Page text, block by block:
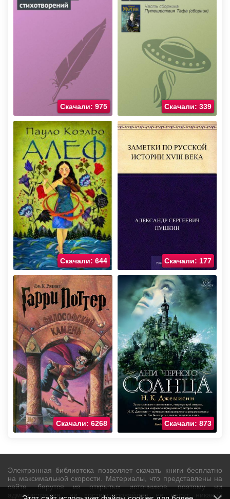
Скачали: 975 Скачали: 339
Скачали: 644 Скачали: 177
Скачали: 6268 Скачали: 873
Электронная библиотека позволяет скачать книги бесплатно
на максимальной скорости. Материалы, что представлены на
сайте, берутся из открытых источников, поэтому ни
администрация, ни хостинг-провайдер не несут никакой